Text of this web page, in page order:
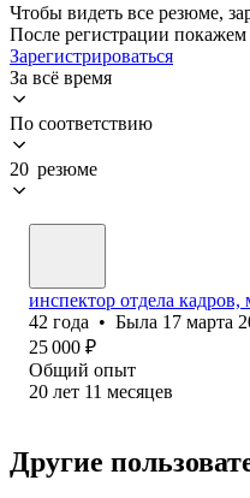
Чтобы видеть все резюме,
После регистрации
Зарегистрироваться
За всё время
По соответствию
20 резюме
инспектор отдела
42 года • Была 17 марта
25 000 ₽
Общий опыт
20 лет 11 месяцев
Другие